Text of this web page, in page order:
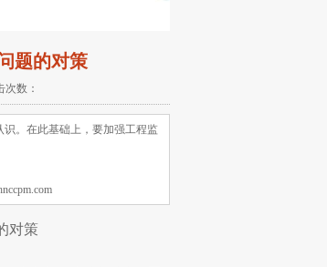
题的对策
数：
。在此基础上，要加强工程监
对策